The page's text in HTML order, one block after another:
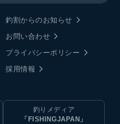
釣割からのお知らせ
お問い合わせ
プライバシーポリシー
採用情報
釣りメディア
「FISHINGJAPAN」